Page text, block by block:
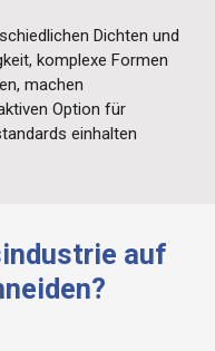
Dichten und
komplexe Formen
machen
Option für
einhalten
auf